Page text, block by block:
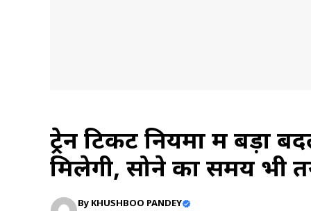
ट्रेन टिकट नियमों में बड़ा
मिलेगी, सोने का समय भी
By KHUSHBOO PANDEY